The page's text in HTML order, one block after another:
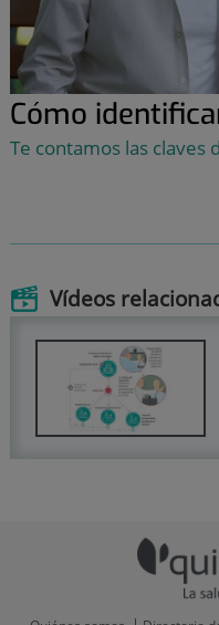
Cómo
Te contamos las claves
Vídeos